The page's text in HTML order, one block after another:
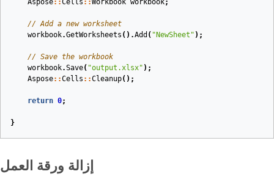
Aspose::Cells ::Workbook workbook;
// Add a new worksheet
workbook.GetWorksheets ().Add ( "NewSheet" );
// Save the workbook
workbook.Save( "output.xlsx" );
Aspose::Cells ::Cleanup();
return 0;
}
إزالة ورقة العمل